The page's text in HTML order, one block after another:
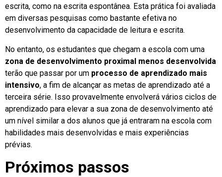
escrita, como na escrita espontânea. Esta prática foi avaliada
em diversas pesquisas como bastante efetiva no
desenvolvimento da capacidade de leitura e escrita.
No entanto, os estudantes que chegam a escola com uma
zona de desenvolvimento proximal menos desenvolvida
terão que passar por um processo de aprendizado mais
intensivo, a fim de alcançar as metas de aprendizado até a
terceira série. Isso provavelmente envolverá vários ciclos de
aprendizado para elevar a sua zona de desenvolvimento até
um nível similar a dos alunos que já entraram na escola com
habilidades mais desenvolvidas e mais experiências
prévias.
Próximos passos